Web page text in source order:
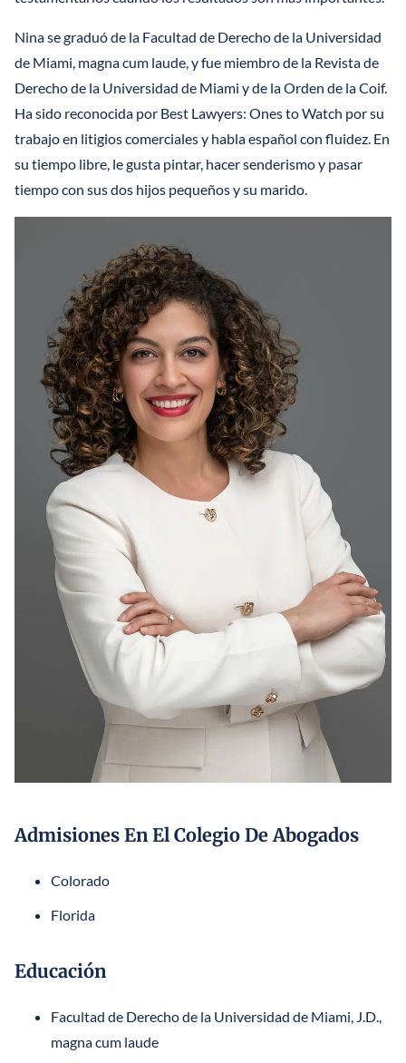
Nina se graduó de la Facultad de Derecho de la Universidad
de Miami, magna cum laude, y fue miembro de la Revista de
Derecho de la Universidad de Miami y de la Orden de la Coif.
Ha sido reconocida por Best Lawyers: Ones to Watch por su
trabajo en litigios comerciales y habla español con fluidez. En
su tiempo libre, le gusta pintar, hacer senderismo y pasar
tiempo con sus dos hijos pequeños y su marido.
Admisiones En El Colegio De Abogados
Colorado
Florida
Educación
Facultad de Derecho de la Universidad de Miami, J.D.,
magna cum laude